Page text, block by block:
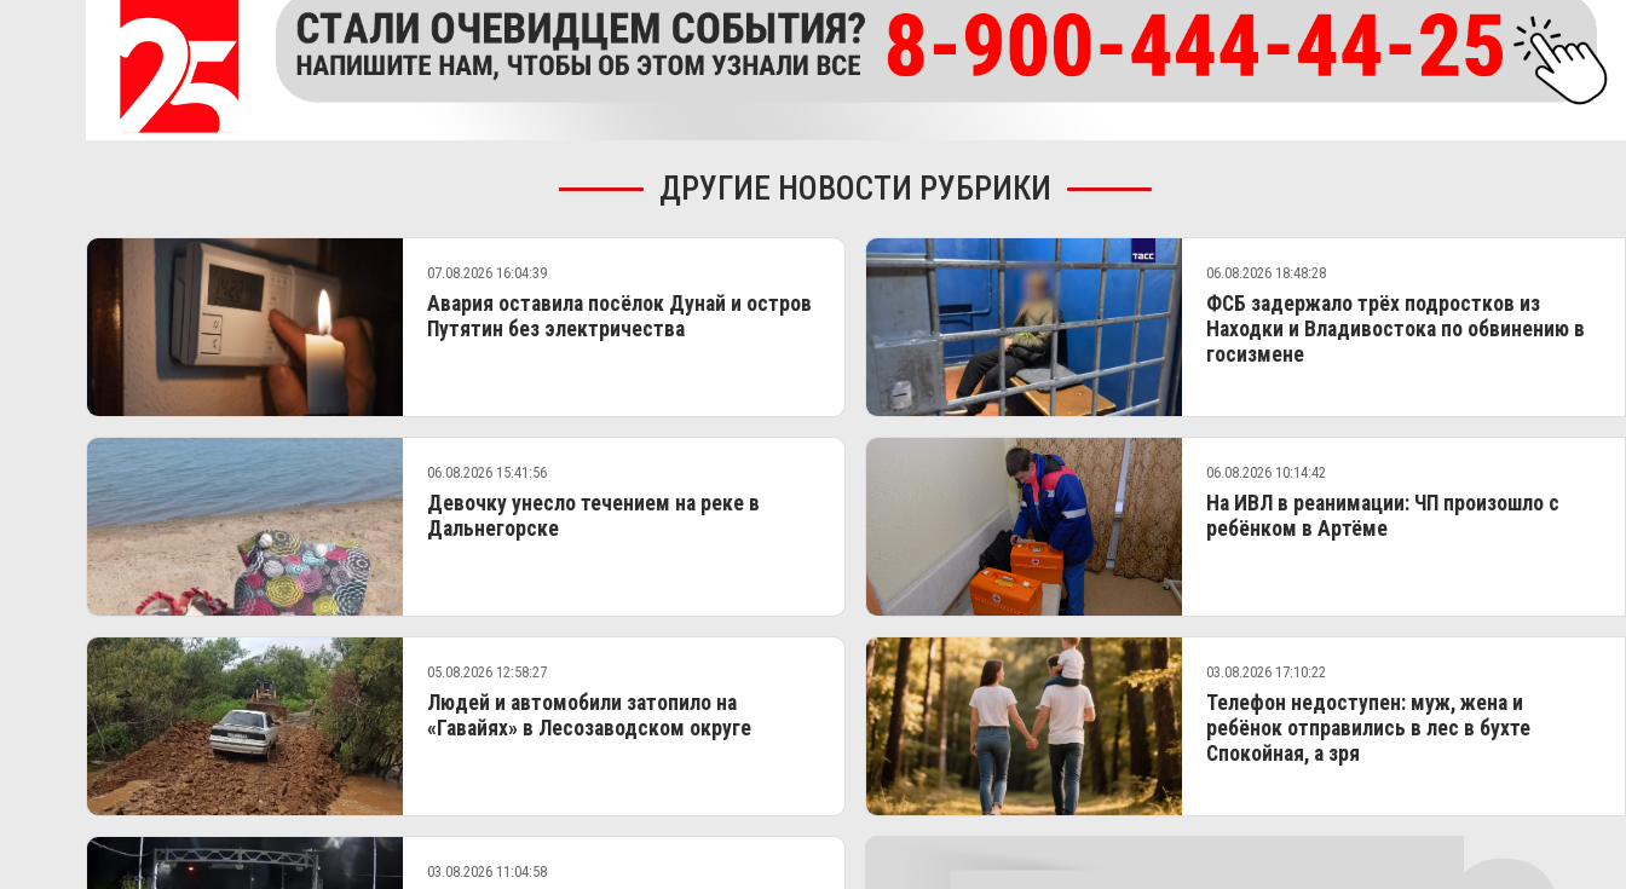
ДРУГИЕ НОВОСТИ РУБРИКИ
07.08.2026 16:04:39
Авария оставила посёлок Дунай и остров
Путятин без электричества
06.08.2026 18:48:28
ФСБ задержало трёх подростков из
Находки и Владивостока по обвинению в
госизмене
06.08.2026 15:41:56
Девочку унесло течением на реке в
Дальнегорске
06.08.2026 10:14:42
На ИВЛ в реанимации: ЧП произошло с
ребёнком в Артёме
05.08.2026 12:58:27
Людей и автомобили затопило на
«Гавайях» в Лесозаводском округе
03.08.2026 17:10:22
Телефон недоступен: муж, жена и
ребёнок отправились в лес в бухте
Спокойная, а зря
03.08.2026 11:04:58